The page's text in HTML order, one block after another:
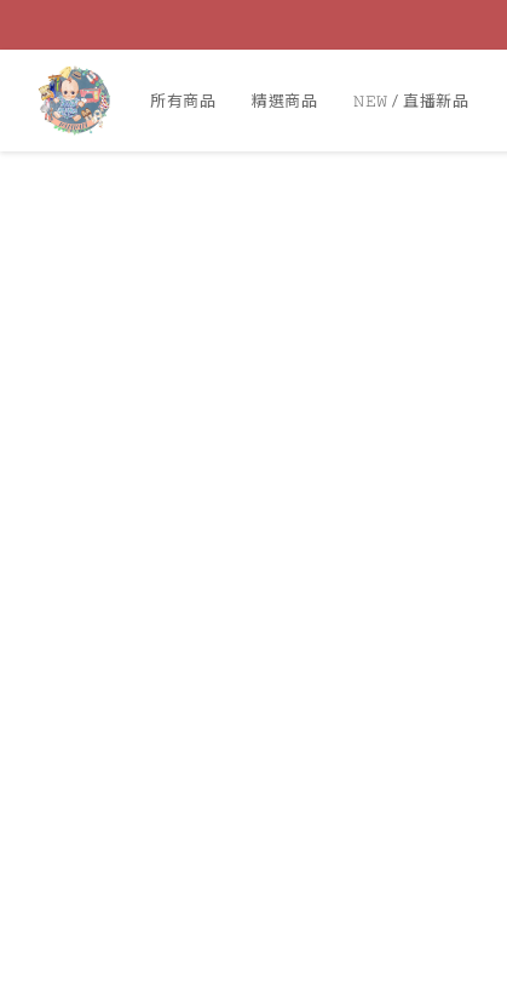
所有商品 精選商品 𝙽𝙴𝚆 / 直播新品